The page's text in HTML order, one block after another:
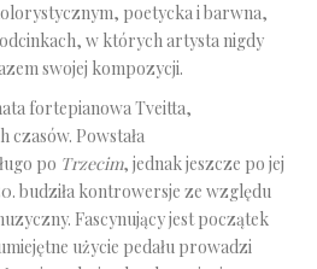
poetycka i barwna,
w których artysta nigdy
swojej kompozycji.
fortepianowa Tveitta,
czasów. Powstała
po Trzecim, jednak jeszcze po jej
budziła kontrowersje ze względu
Fascynujący jest początek
użycie pedału prowadzi